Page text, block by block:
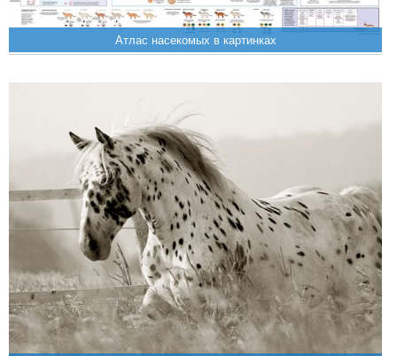
Атлас насекомых в картинках